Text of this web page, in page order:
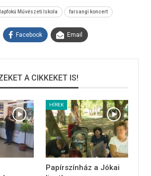
Művészeti Iskola farsangi koncert
Facebook Email
A CIKKEKET IS!
HÍREK
Papírszínház a Jókai